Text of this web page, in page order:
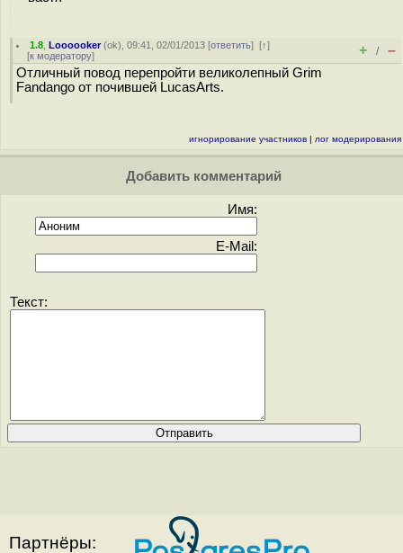
1.8 ,Loooooker(ok), 09:41, 02/01/2013 [ответить][↑]
[к модератору] + / –
Отличный повод перепройти великолепный Grim
Fandango от почившей LucasArts.
игнорирование участников | лог модерирования
Добавить комментарий
Имя:
E-Mail:
Текст:
Партнёры: